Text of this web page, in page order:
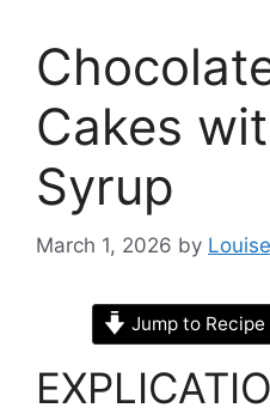
Cakes
Syrup
March 1, 2026 by
Jump to Recipe